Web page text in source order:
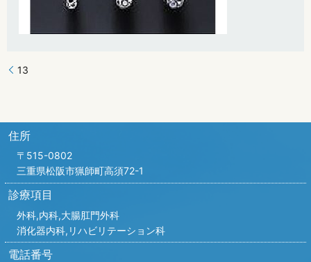
13
住所
〒515-0802
三重県松阪市猟師町高須72-1
診療項目
外科,内科,大腸肛門外科
消化器内科,リハビリテーション科
電話番号